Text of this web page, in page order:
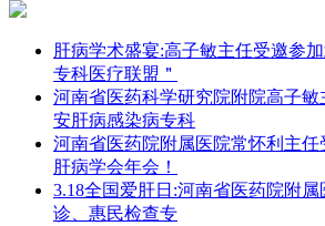
肝病学术盛宴:高子敏主任受邀参
专科医疗联盟＂
河南省医药科学研究院附院高子
安肝病感染病专科
河南省医药院附属医院常怀利主任
肝病学会年会！
3.18全国爱肝日:河南省医药院附
诊、惠民检查专